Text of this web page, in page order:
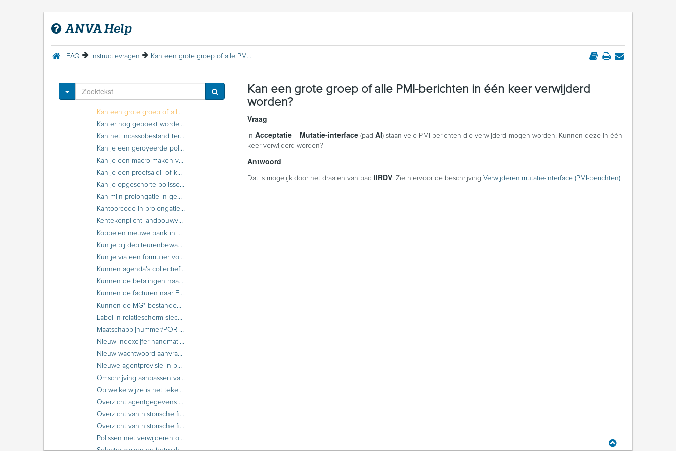
ANVA Help
FAQ Instructievragen Kan een grote groep of alle PMI-berichten in één keer verwijderd worden?
Toggle Dropdown
Kan een afwijkende provisie vastgehouden worden?
Kan er nog geboekt worden op een afgesloten boekjaar?
Kan het incassobestand teruggezet worden?
Kan je een geroyeerde polis verplaatsen naar een geroyeerde relatie?
Kan je een macro maken voor bepaalde gebruikers?
Kan je een proefsaldi- of kolommenbalans uitdraaien als de periodes niet gesloten zijn?
Kan je opgeschorte polissen automatisch royeren?
Kan mijn prolongatie in gevaar komen door de ingestelde rate limit?
Kantoorcode in prolongatiebericht agent
Kentekenplicht landbouwvoertuigen en werkmaterieel
Koppelen nieuwe bank in ANVA
Kun je bij debiteurenbewaking een agenda instellen zonder formulier?
Kun je via een formulier voor incasso retour maatschappij meerdere facturen afdrukken?
Kunnen agenda's collectief afgehandeld worden?
Kunnen de betalingen naar Excel geëxporteerd worden?
Kunnen de facturen naar Excel geëxporteerd worden?
Kunnen de MG*-bestanden gekopieerd worden?
Label in relatiescherm slechts door enkele gebruikers te muteren
Maatschappijnummer/POR-code bepalen voor nieuwe volmacht
Nieuw indexcijfer handmatig toepassen
Nieuw wachtwoord aanvragen voor TIME EMS postbus
Nieuwe agentprovisie in bestaande polissen zetten
Omschrijving aanpassen van een ANVA Word-bouwsteen
Op welke wijze is het teken voor premiepromillage af te drukken?
Overzicht agentgegevens maken met behulp van een selectie
Overzicht van historische financiële mutaties als periodes nog open staan
Overzicht van historische financiële mutaties exporteren of als bestand versturen
Polissen niet verwijderen ondanks bereiken bewaartermijn AVG
Kan een grote groep of alle PMI-berichten in één keer verwijderd
worden?
Vraag
In Acceptatie – Mutatie-interface (pad AI) staan vele PMI-berichten die verwijderd mogen worden. Kunnen deze in één
keer verwijderd worden?
Antwoord
Dat is mogelijk door het draaien van pad IIRDV . Zie hiervoor de beschrijving Verwijderen mutatie-interface (PMI-berichten)